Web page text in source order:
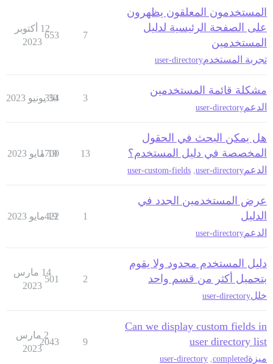
المستخدمون المعلقون يظهرون
على الصفحة الرئيسية لدليل
المستخدمين
تجربة المستخدمuser-directory
7
653
12 أكتوبر
2023
مشكلة قائمة المستخدمين
الدعمuser-directory
3
354
30 يونيو 2023
هل يمكن البحث في الحقول
المخصصة في دليل المستخدم؟
الدعمuser-directory
user-custom-fields
13
1700
19 مايو 2023
عرض المستخدمين الجدد في
الدليل
الدعمuser-directory
1
422
19 مايو 2023
دليل المستخدم محدود ولا يقوم
بتحميل أكثر من قسم واحد
خللuser-directory
2
501
14 مارس
2023
Can we display custom fields in
user directory list
ميزةcompleted
user-directory
9
2043
2 مارس
2023